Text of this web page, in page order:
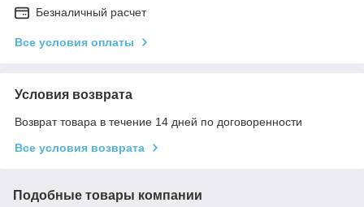
Безналичный расчет
Все условия оплаты
Условия возврата
Возврат товара в течение 14 дней по договоренности
Все условия возврата
Подобные товары компании